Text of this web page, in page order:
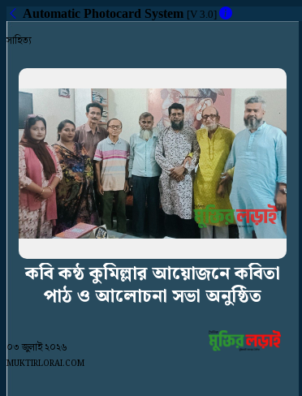
Automatic Photocard System [V 3.0]
সাহিত্য
কবিকন্ঠকুমিল্লারআয়োজনেকবিতা
পাঠও আলোচনা সভা অনুষ্ঠিত
০৩ জুলাই ২০২৬
MUKTIRLORAI.COM